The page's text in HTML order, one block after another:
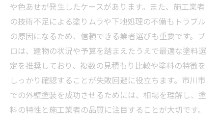
や色あせが発生したケースがあります。また、施工業者
の技術不足による塗りムラや下地処理の不備もトラブル
の原因になるため、信頼できる業者選びも重要です。プ
ロは、建物の状況や予算を踏まえたうえで最適な塗料選
定を推奨しており、複数の見積もり比較や塗料の特徴を
しっかり確認することが失敗回避に役立ちます。市川市
での外壁塗装を成功させるためには、相場を理解し、塗
料の特性と施工業者の品質に注目することが大切です。